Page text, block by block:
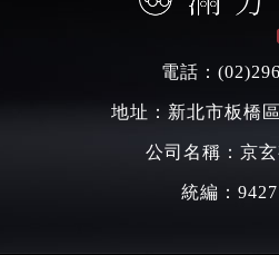
電話：
地址：新北市板橋
公司名稱：京
統編：